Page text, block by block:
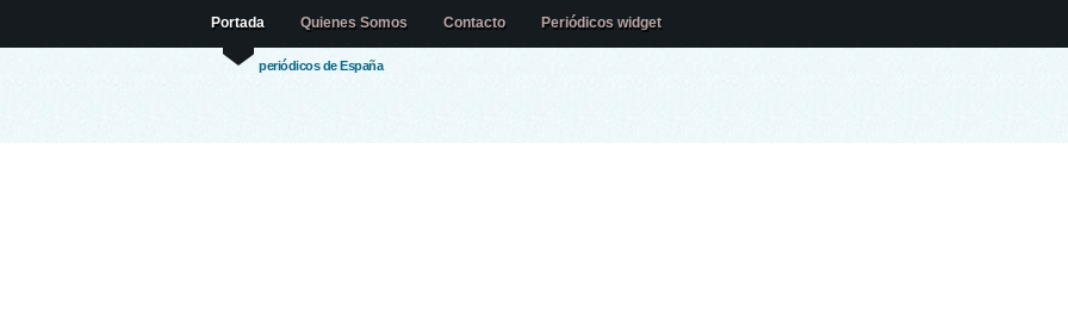
periódicos de España
Portada Quienes Somos Contacto Periódicos widget